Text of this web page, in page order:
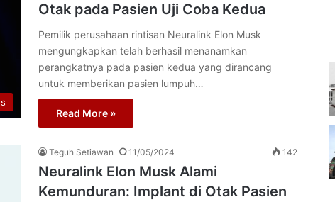
Otak pada Pasien Uji Coba Kedua
Pemilik perusahaan rintisan Neuralink Elon Musk
mengungkapkan telah berhasil menanamkan
perangkatnya pada pasien kedua yang dirancang
untuk memberikan pasien lumpuh…
Read More »
Teguh Setiawan 11/05/2024 142
Neuralink Elon Musk Alami
Kemunduran: Implant di Otak Pasien